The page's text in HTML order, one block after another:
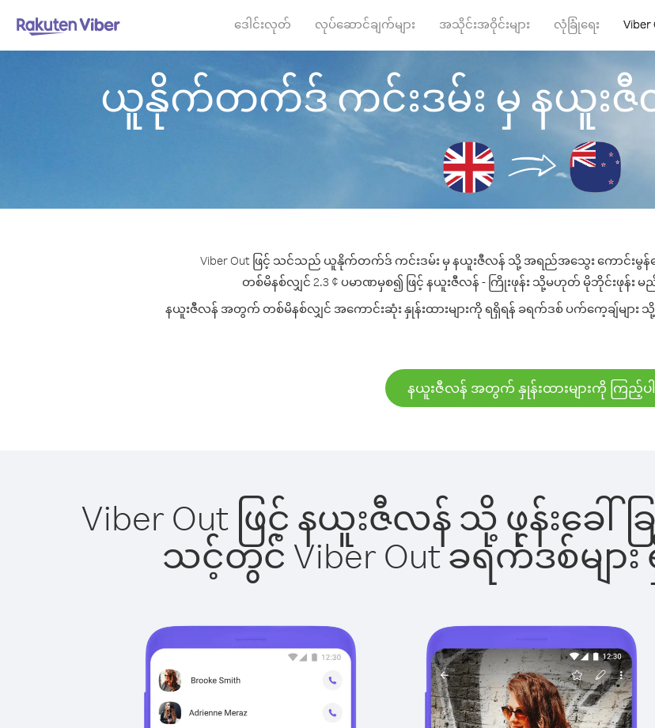
ဒေါင်းလုတ် လုပ်ဆောင်ချက်များ အသိုင်းအဝိုင်းများ လုံခြုံရေး Viber
ယူနိုက်တက်ဒ် ကင်းဒမ်း မှ နယူးဇီ
Viber Out ဖြင့် သင်သည် ယူနိုက်တက်ဒ် ကင်းဒမ်း မှ နယူးဇီလန် သို့ အရည်အသွေး ကောင်းမွန်သ
တစ်မိနစ်လျှင် 2.3 ¢ ပမာဏမှစ၍ ဖြင့် နယူးဇီလန် - ကြိုးဖုန်း သို့မဟုတ် မိုဘိုင်းဖုန်း
နယူးဇီလန် အတွက် တစ်မိနစ်လျှင် အကောင်းဆုံး နှုန်းထားများကို ရရှိရန် ခရက်ဒစ် ပက်ကေ့ချ်မျ
နယူးဇီလန် အတွက် နှုန်းထားများကို ကြည့်ပါ
Viber Out ဖြင့် နယူးဇီလန် သို့ ဖုန်းခ
သင့်တွင် Viber Out ခရက်ဒစ်မျ